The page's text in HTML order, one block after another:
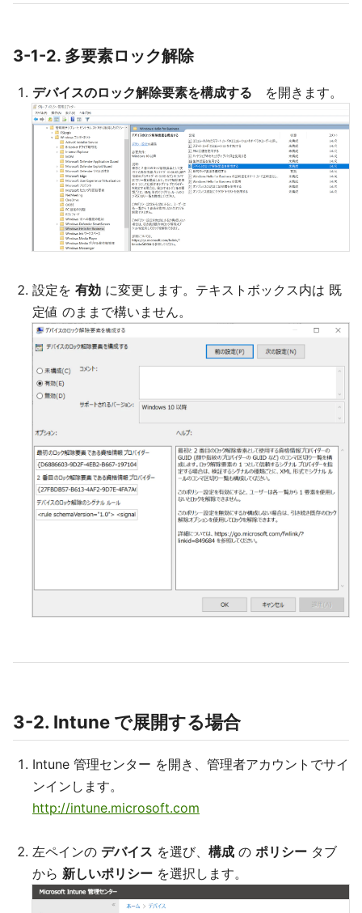
3-1-2. 多要素ロック解除
デバイスのロック解除要素を構成する を開きます。
設定を 有効 に変更します。テキストボックス内は 既
定値 のままで構いません。
3-2. Intune で展開する場合
Intune 管理センター を開き、管理者アカウントでサイ
ンインします。
http://intune.microsoft.com
左ペインの デバイス を選び、 構成 の ポリシー タブ
から 新しいポリシー を選択します。